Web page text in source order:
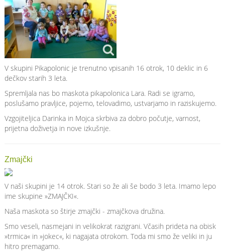
V skupini Pikapolonic je trenutno vpisanih 16 otrok, 10 deklic in 6
dečkov starih 3 leta.
Spremljala nas bo maskota pikapolonica Lara. Radi se igramo,
poslušamo pravljice, pojemo, telovadimo, ustvarjamo in raziskujemo.
Vzgojiteljica Darinka in Mojca skrbiva za dobro počutje, varnost,
prijetna doživetja in nove izkušnje.
Zmajčki
V naši skupini je 14 otrok. Stari so že ali še bodo 3 leta. Imamo lepo
ime skupine »ZMAJČKI«.
Naša maskota so štirje zmajčki - zmajčkova družina.
Smo veseli, nasmejani in velikokrat razigrani. Včasih prideta na obisk
»trmica« in »jokec«, ki nagajata otrokom. Toda mi smo že veliki in ju
hitro premagamo.